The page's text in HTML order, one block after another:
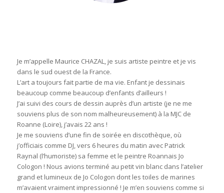
Je m’appelle Maurice CHAZAL, je suis artiste peintre et je vis
dans le sud ouest de la France.
L’art a toujours fait partie de ma vie. Enfant je dessinais
beaucoup comme beaucoup d’enfants d’ailleurs !
J’ai suivi des cours de dessin auprès d’un artiste (je ne me
souviens plus de son nom malheureusement) à la MJC de
Roanne (Loire), j’avais 22 ans !
Je me souviens d’une fin de soirée en discothèque, où
j’officiais comme DJ, vers 6 heures du matin avec Patrick
Raynal (l’humoriste) sa femme et le peintre Roannais Jo
Cologon ! Nous avions terminé au petit vin blanc dans l’atelier
grand et lumineux de Jo Cologon dont les toiles de marines
m’avaient vraiment impressionné ! Je m’en souviens comme si